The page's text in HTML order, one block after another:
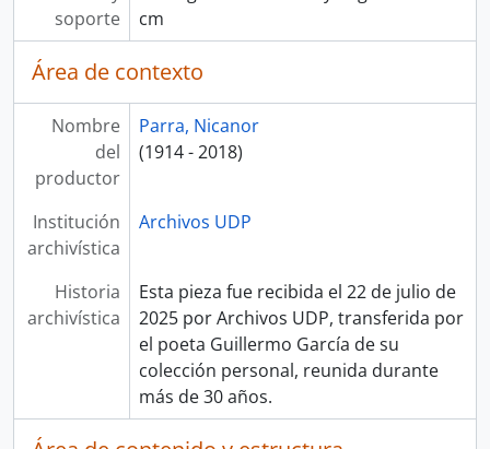
soporte
cm
Área de contexto
Nombre
del
productor
Parra, Nicanor
(1914 - 2018)
Institución
archivística
Archivos UDP
Historia
archivística
Esta pieza fue recibida el 22 de julio de
2025 por Archivos UDP, transferida por
el poeta Guillermo García de su
colección personal, reunida durante
más de 30 años.